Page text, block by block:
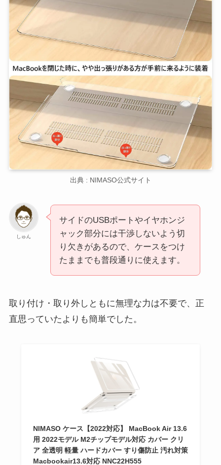
出典 : NIMASO公式サイト
しゅん
サイドのUSBポートやイヤホンジ
ャック部分には干渉しないよう切
り欠きがあるので、ケースをつけ
たままでも普段通りに使えます。
取り付け・取り外しともに無理な力は不要で、正
直思っていたよりも簡単でした。
NIMASO ケース【2022対応】 MacBook Air 13.6
用 2022モデル M2チップモデル対応 カバー クリ
ア 全透明 軽量 ハードカバー すり傷防止 汚れ対策
Macbookair13.6対応 NNC22H555